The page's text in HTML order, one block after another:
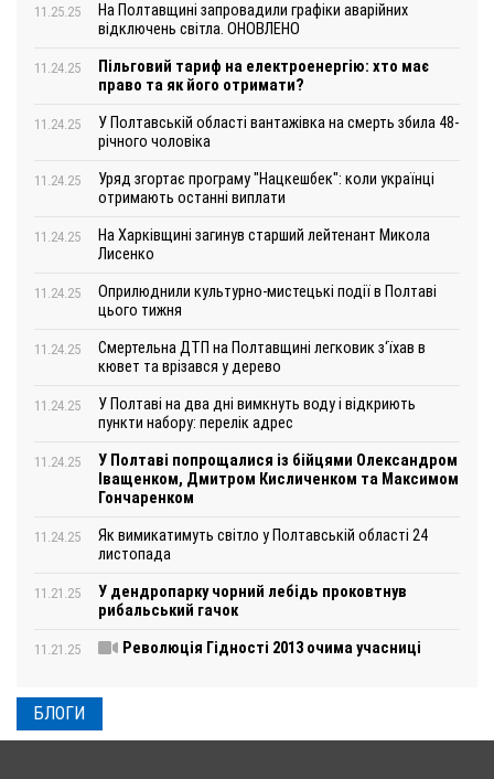
11.25.25
На Полтавщині запровадили графіки аварійних
відключень світла. ОНОВЛЕНО
11.24.25
Пільговий тариф на електроенергію: хто має
право та як його отримати?
11.24.25
У Полтавській області вантажівка на смерть збила 48-
річного чоловіка
11.24.25
Уряд згортає програму "Нацкешбек": коли українці
отримають останні виплати
11.24.25
На Харківщині загинув старший лейтенант Микола
Лисенко
11.24.25
Оприлюднили культурно-мистецькі події в Полтаві
цього тижня
11.24.25
Смертельна ДТП на Полтавщині легковик з‘їхав в
кювет та врізався у дерево
11.24.25
У Полтаві на два дні вимкнуть воду і відкриють
пункти набору: перелік адрес
11.24.25
У Полтаві попрощалися із бійцями Олександром
Іващенком, Дмитром Кисличенком та Максимом
Гончаренком
11.24.25
Як вимикатимуть світло у Полтавській області 24
листопада
11.21.25
У дендропарку чорний лебідь проковтнув
рибальський гачок
11.21.25 Революція Гідності 2013 очима учасниці
БЛОГИ